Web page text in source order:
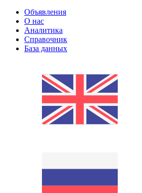
Объявления
О нас
Аналитика
Справочник
База данных